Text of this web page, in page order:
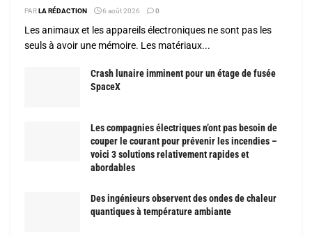
PAR LA RÉDACTION 6 août 2026 0
Les animaux et les appareils électroniques ne sont pas les
seuls à avoir une mémoire. Les matériaux...
Crash lunaire imminent pour un étage de fusée
SpaceX
Les compagnies électriques n’ont pas besoin de
couper le courant pour prévenir les incendies –
voici 3 solutions relativement rapides et
abordables
Des ingénieurs observent des ondes de chaleur
quantiques à température ambiante